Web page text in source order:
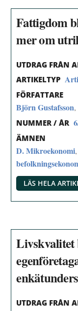
Fattigdom
mer om
UTDRAG FRÅN
ARTIKELTYP
FÖRFATTARE
Björn Gustafsson,
NUMMER / ÅR
ÄMNEN
D. Mikroekonomi
LÄS HELA
Livskvalitet
UTDRAG FRÅN